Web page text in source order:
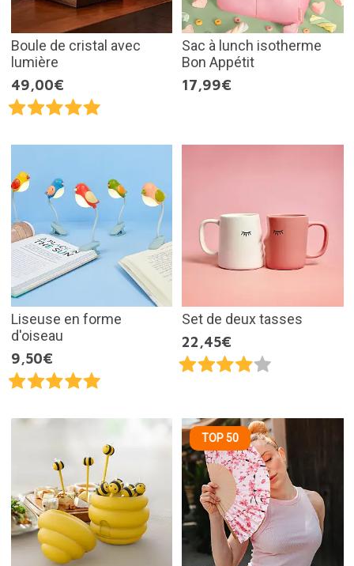
Boule de cristal avec
lumière
49,00€
Sac à lunch isotherme
Bon Appétit
17,99€
Liseuse en forme
d'oiseau
9,50€
Set de deux tasses
22,45€
TOP 50